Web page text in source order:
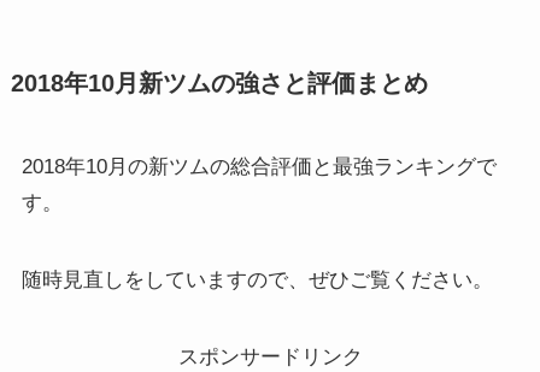
2018年10月新ツムの強さと評価まとめ
2018年10月の新ツムの総合評価と最強ランキングで
す。
随時見直しをしていますので、ぜひご覧ください。
スポンサードリンク